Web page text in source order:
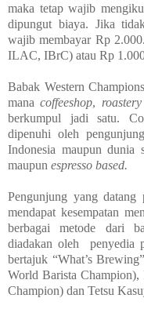
maka tetap wajib
dipungut biaya. Jika
wajib membayar Rp
ILAC, IBrC) atau Rp
Babak Western
manacoffeeshop, roastery
berkumpul jadi satu.
dipenuhi oleh
Indonesia maupun dunia
maupun espresso based.
Pengunjung yang
mendapat kesempatan
berbagai metode dari
diadakan oleh penyedia
bertajuk “What’s
World Barista
Champion) dan Tetsu